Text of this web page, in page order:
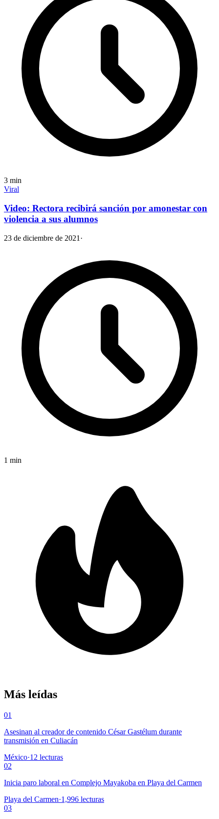
3 min
Viral
Video: Rectora recibirá sanción por amonestar con
violencia a sus alumnos
23 de diciembre de 2021 ·
1 min
Más leídas
01
Asesinan al creador de contenido César Gastélum durante
transmisión en Culiacán
México·12 lecturas
02
Inicia paro laboral en Complejo Mayakoba en Playa del Carmen
Playa del Carmen·1,996 lecturas
03